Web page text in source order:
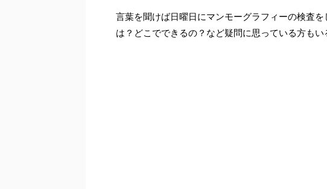
言葉を聞けば日曜日にマンモーグラフィーの検査
は？どこでできるの？など疑問に思っている方もい